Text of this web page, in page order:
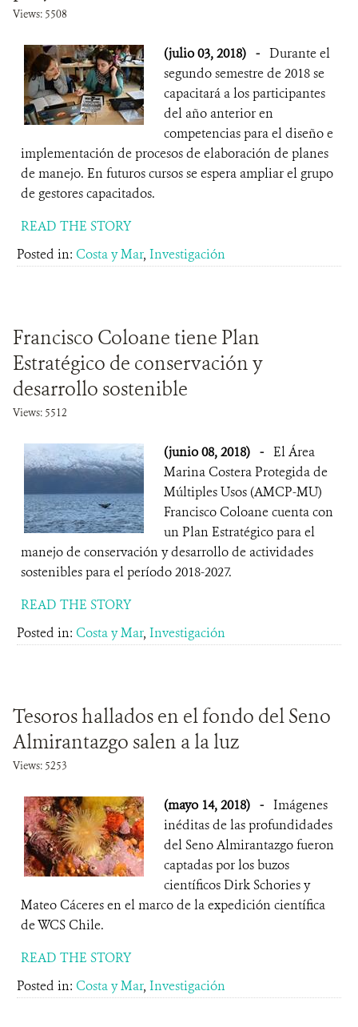
Views: 5508
(julio 03, 2018) - Durante el
segundo semestre de 2018 se
capacitará a los participantes
del año anterior en
competencias para el diseño e
implementación de procesos de elaboración de planes
de manejo. En futuros cursos se espera ampliar el grupo
de gestores capacitados.
READ THE STORY
Posted in: Costa y Mar, Investigación
Francisco Coloane tiene Plan
Estratégico de conservación y
desarrollo sostenible
Views: 5512
(junio 08, 2018) - El Área
Marina Costera Protegida de
Múltiples Usos (AMCP-MU)
Francisco Coloane cuenta con
un Plan Estratégico para el
manejo de conservación y desarrollo de actividades
sostenibles para el período 2018-2027.
READ THE STORY
Posted in: Costa y Mar, Investigación
Tesoros hallados en el fondo del Seno
Almirantazgo salen a la luz
Views: 5253
(mayo 14, 2018) - Imágenes
inéditas de las profundidades
del Seno Almirantazgo fueron
captadas por los buzos
científicos Dirk Schories y
Mateo Cáceres en el marco de la expedición científica
de WCS Chile.
READ THE STORY
Posted in: Costa y Mar, Investigación